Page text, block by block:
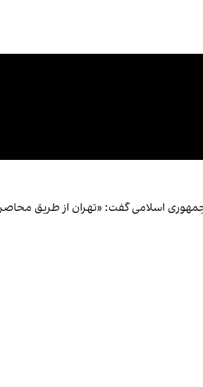
اسلامی گفت: «تهران از طریق